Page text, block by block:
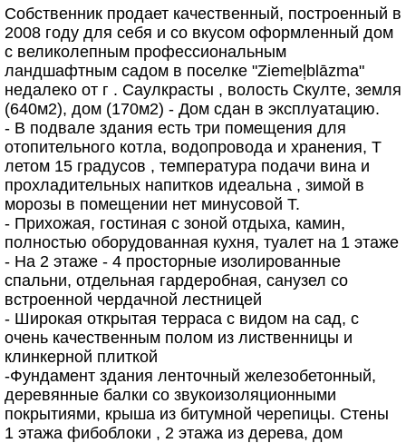
Собственник продает качественный, построенный в
2008 году для себя и со вкусом оформленный дом
с великолепным профессиональным
ландшафтным садом в поселке "Ziemeļblāzma"
недалеко от г . Саулкрасты , волость Скулте, земля
(640м2), дом (170м2) - Дом сдан в эксплуатацию.
- В подвале здания есть три помещения для
отопительного котла, водопровода и хранения, Т
летом 15 градусов , температура подачи вина и
прохладительных напитков идеальна , зимой в
морозы в помещении нет минусовой Т.
- Прихожая, гостиная с зоной отдыха, камин,
полностью оборудованная кухня, туалет на 1 этаже
- На 2 этаже - 4 просторные изолированные
спальни, отдельная гардеробная, санузел со
встроенной чердачной лестницей
- Широкая открытая терраса с видом на сад, с
очень качественным полом из лиственницы и
клинкерной плиткой
-Фундамент здания ленточный железобетонный,
деревянные балки со звукоизоляционными
покрытиями, крыша из битумной черепицы. Стены
1 этажа фибоблоки , 2 этажа из дерева, дом